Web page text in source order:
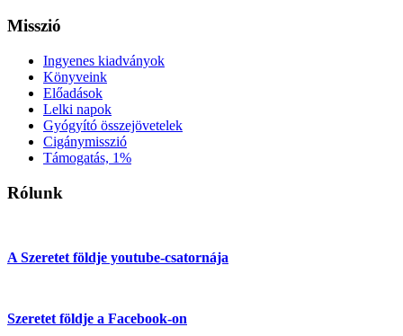
Misszió
Ingyenes kiadványok
Könyveink
Előadások
Lelki napok
Gyógyító összejövetelek
Cigánymisszió
Támogatás, 1%
Rólunk
A Szeretet földje youtube-csatornája
Szeretet földje a Facebook-on